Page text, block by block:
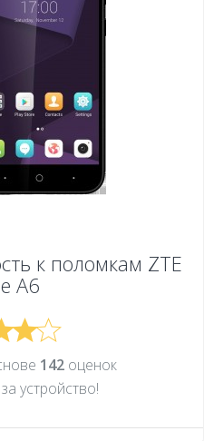
к поломкам ZTE
A6
142оценок
устройcтво!